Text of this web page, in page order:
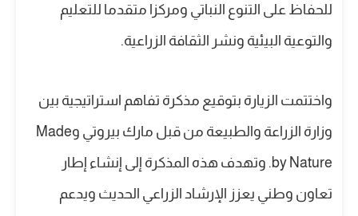
للحفاظ على التنوع النباتي ومركزا متقدما للتعليم
والتوعية البيئية ونشر الثقافة الزراعية.
واختتمت الزيارة بتوقيع مذكرة تفاهم استراتيجية بين
وزارة الزراعة والطبيعة من قبل مارك بيروتي وMade
by Nature. وتهدف هذه المذكرة إلى إنشاء إطار
تعاون وطني يعزز الإرشاد الزراعي الحديث ويدعم